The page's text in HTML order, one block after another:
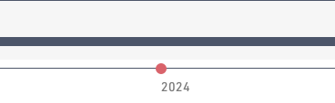
2024